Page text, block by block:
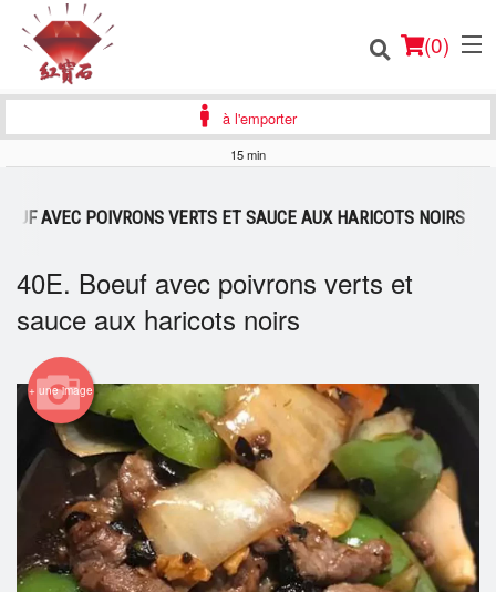
(0)
Commander en ligne
Connection
Inscription
Panier (0)
Rechercher
à l'emporter
15 min
AVEC POIVRONS VERTS ET SAUCE AUX HARICOTS NOIRS
40E. Boeuf avec poivrons verts et
sauce aux haricots noirs
+ une image